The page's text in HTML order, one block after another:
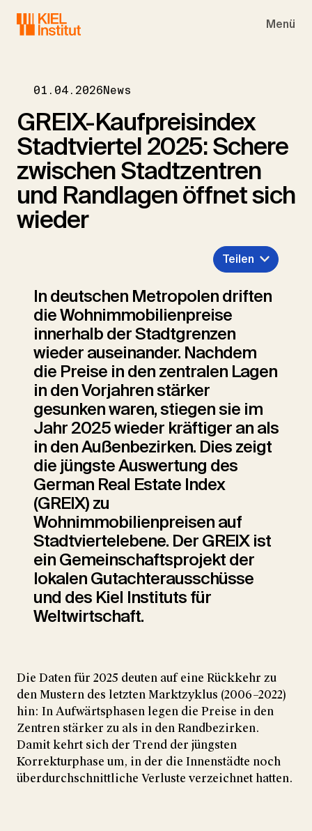
Menü
01.04.2026News
GREIX-Kaufpreisindex
Stadtviertel 2025: Schere
zwischen Stadtzentren
und Randlagen öffnet sich
wieder
Teilen
In deutschen Metropolen driften
die Wohnimmobilienpreise
innerhalb der Stadtgrenzen
wieder auseinander. Nachdem
die Preise in den zentralen Lagen
in den Vorjahren stärker
gesunken waren, stiegen sie im
Jahr 2025 wieder kräftiger an als
in den Außenbezirken. Dies zeigt
die jüngste Auswertung des
German Real Estate Index
(GREIX) zu
Wohnimmobilienpreisen auf
Stadtviertelebene. Der GREIX ist
ein Gemeinschaftsprojekt der
lokalen Gutachterausschüsse
und des Kiel Instituts für
Weltwirtschaft.
Die Daten für 2025 deuten auf eine Rückkehr zu
den Mustern des letzten Marktzyklus (2006–2022)
hin: In Aufwärtsphasen legen die Preise in den
Zentren stärker zu als in den Randbezirken.
Damit kehrt sich der Trend der jüngsten
Korrekturphase um, in der die Innenstädte noch
überdurchschnittliche Verluste verzeichnet hatten.